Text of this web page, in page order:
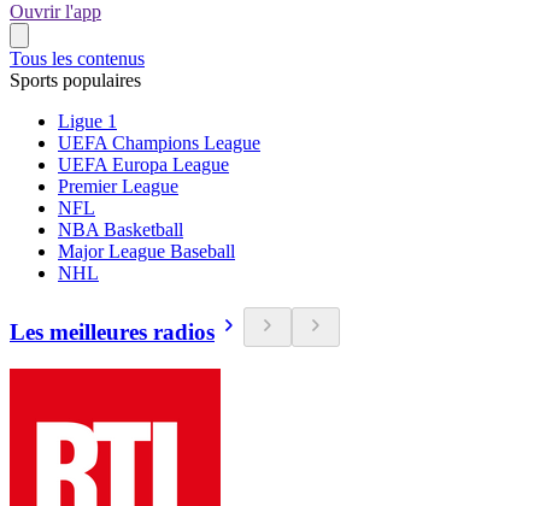
Ouvrir l'app
Tous les contenus
Sports populaires
Ligue 1
UEFA Champions League
UEFA Europa League
Premier League
NFL
NBA Basketball
Major League Baseball
NHL
Les meilleures radios